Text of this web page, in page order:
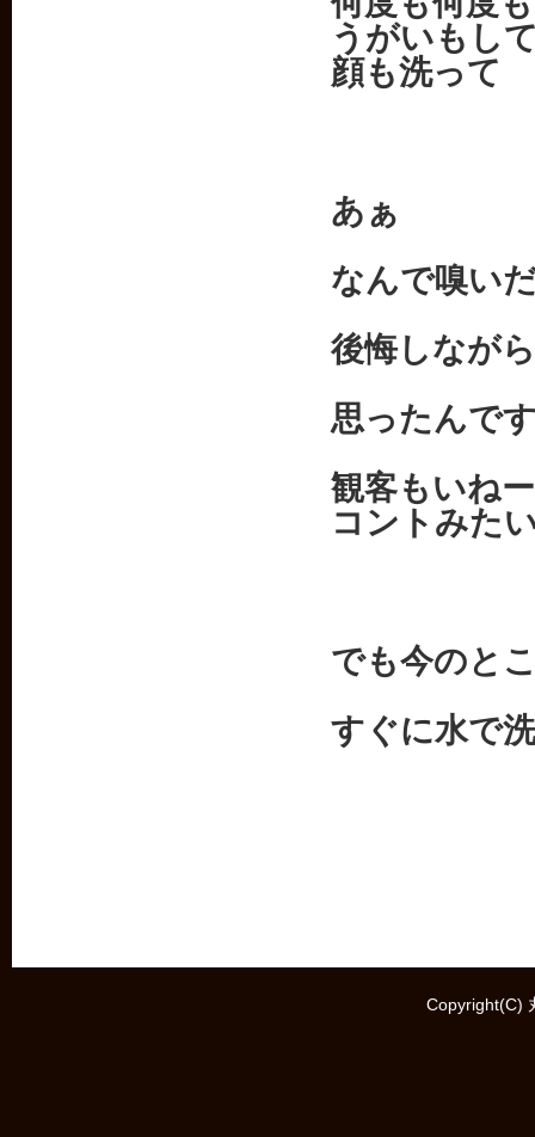
うがいもし
顔も洗って
あぁ
なんで嗅い
後悔しながら
思ったんで
観客もいね
コントみた
でも今のと
すぐに水で
Copyright(C)